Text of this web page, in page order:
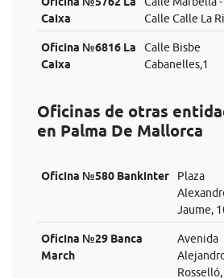
Caixa
Calle Calle La
Oficina №6816 La
Caixa
Calle Bisbe
Cabanelles,1
Oficinas de otras
en Palma De Mallorca
Oficina №580 Bankinter
Plaza
Jaume,
Oficina №29 Banca
March
Avenida
Rosselló,